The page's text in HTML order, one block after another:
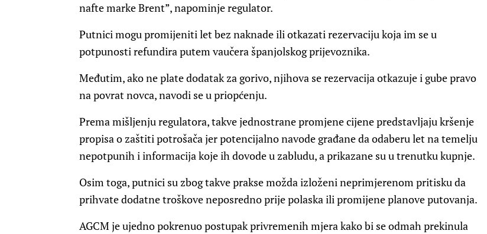
nafte marke Brent”, napominje regulator.
Putnici mogu promijeniti let bez naknade ili otkazati rezervaciju koja im se u
potpunosti refundira putem vaučera španjolskog prijevoznika.
Međutim, ako ne plate dodatak za gorivo, njihova se rezervacija otkazuje i gube pravo
na povrat novca, navodi se u priopćenju.
Prema mišljenju regulatora, takve jednostrane promjene cijene predstavljaju kršenje
propisa o zaštiti potrošača jer potencijalno navode građane da odaberu let na temelju
nepotpunih i informacija koje ih dovode u zabludu, a prikazane su u trenutku kupnje.
Osim toga, putnici su zbog takve prakse možda izloženi neprimjerenom pritisku da
prihvate dodatne troškove neposredno prije polaska ili promijene planove putovanja.
AGCM je ujedno pokrenuo postupak privremenih mjera kako bi se odmah prekinula